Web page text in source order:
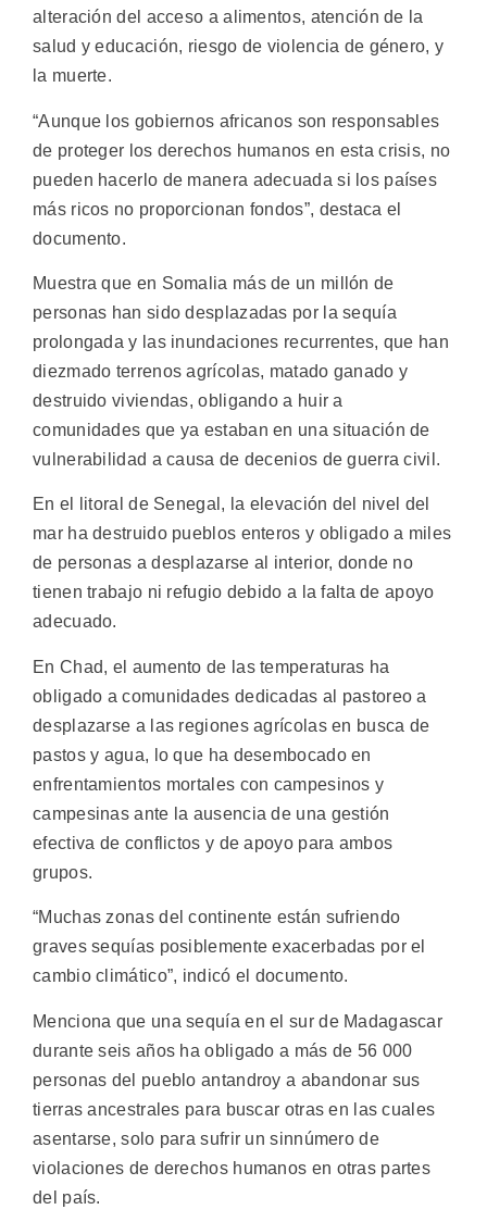
alteración del acceso a alimentos, atención de la
salud y educación, riesgo de violencia de género, y
la muerte.
“Aunque los gobiernos africanos son responsables
de proteger los derechos humanos en esta crisis, no
pueden hacerlo de manera adecuada si los países
más ricos no proporcionan fondos”, destaca el
documento.
Muestra que en Somalia más de un millón de
personas han sido desplazadas por la sequía
prolongada y las inundaciones recurrentes, que han
diezmado terrenos agrícolas, matado ganado y
destruido viviendas, obligando a huir a
comunidades que ya estaban en una situación de
vulnerabilidad a causa de decenios de guerra civil.
En el litoral de Senegal, la elevación del nivel del
mar ha destruido pueblos enteros y obligado a miles
de personas a desplazarse al interior, donde no
tienen trabajo ni refugio debido a la falta de apoyo
adecuado.
En Chad, el aumento de las temperaturas ha
obligado a comunidades dedicadas al pastoreo a
desplazarse a las regiones agrícolas en busca de
pastos y agua, lo que ha desembocado en
enfrentamientos mortales con campesinos y
campesinas ante la ausencia de una gestión
efectiva de conflictos y de apoyo para ambos
grupos.
“Muchas zonas del continente están sufriendo
graves sequías posiblemente exacerbadas por el
cambio climático”, indicó el documento.
Menciona que una sequía en el sur de Madagascar
durante seis años ha obligado a más de 56 000
personas del pueblo antandroy a abandonar sus
tierras ancestrales para buscar otras en las cuales
asentarse, solo para sufrir un sinnúmero de
violaciones de derechos humanos en otras partes
del país.